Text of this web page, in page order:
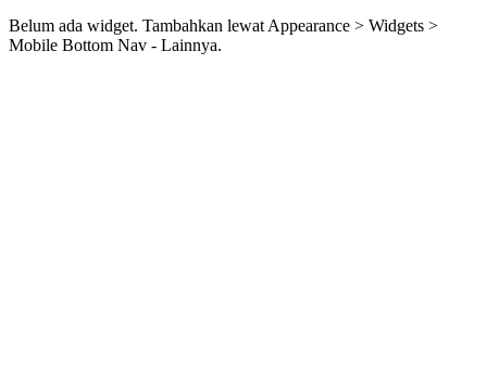
Belum ada widget. Tambahkan lewat Appearance > Widgets >
Mobile Bottom Nav - Lainnya.